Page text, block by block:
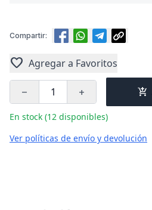
Compartir:
favorite Agregar a Favoritos
remove add add_shopping_cart
En stock (12 disponibles)
Ver políticas de envío y devolución